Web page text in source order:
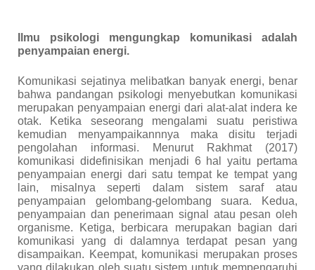
Ilmu psikologi mengungkap komunikasi adalah
penyampaian energi.
Komunikasi sejatinya melibatkan banyak energi, benar
bahwa pandangan psikologi menyebutkan komunikasi
merupakan penyampaian energi dari alat-alat indera ke
otak. Ketika seseorang mengalami suatu peristiwa
kemudian menyampaikannnya maka disitu terjadi
pengolahan informasi. Menurut Rakhmat (2017)
komunikasi didefinisikan menjadi 6 hal yaitu pertama
penyampaian energi dari satu tempat ke tempat yang
lain, misalnya seperti dalam sistem saraf atau
penyampaian gelombang-gelombang suara. Kedua,
penyampaian dan penerimaan signal atau pesan oleh
organisme. Ketiga, berbicara merupakan bagian dari
komunikasi yang di dalamnya terdapat pesan yang
disampaikan. Keempat, komunikasi merupakan proses